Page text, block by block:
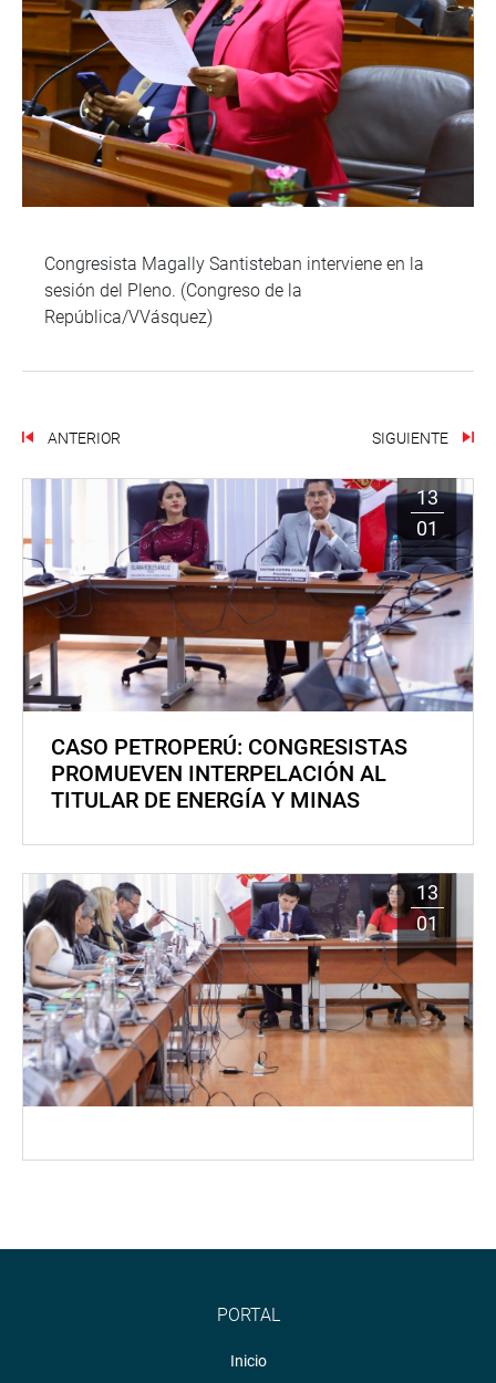
Congresista Magally Santisteban interviene en la
sesión del Pleno. (Congreso de la
República/VVásquez)
ANTERIOR SIGUIENTE
13
01
CASO PETROPERÚ: CONGRESISTAS
PROMUEVEN INTERPELACIÓN AL
TITULAR DE ENERGÍA Y MINAS
13
01
PORTAL
Inicio